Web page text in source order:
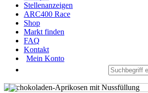
Stellenanzeigen
ARC400 Race
Shop
Markt finden
FAQ
Kontakt
Mein Konto